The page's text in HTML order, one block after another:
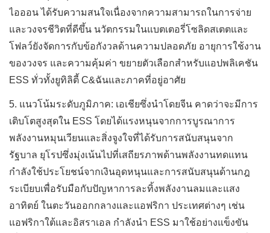
ไอออน ได้รับความสนใจเนื่องจากความสามารถในการจ่าย
และวงจรชีวิตที่ดีขึ้น นวัตกรรมในแบตเตอรี่โซลิดสเตตและ
โฟลว์ยังจัดการกับข้อกังวลด้านความปลอดภัย อายุการใช้งาน
ของวงจร และความคุ้มค่า ขยายตัวเลือกสำหรับแอปพลิเคชัน
ESS ทั่วทั้งยูทิลิตี้ C&ฉันและภาคที่อยู่อาศัย
5. แนวโน้มระดับภูมิภาค: เอเชียซึ่งนำโดยจีน คาดว่าจะมีการ
เติบโตสูงสุดใน ESS โดยได้แรงหนุนจากการบูรณาการ
พลังงานหมุนเวียนและสิ่งจูงใจที่ได้รับการสนับสนุนจาก
รัฐบาล ยุโรปซึ่งมุ่งเน้นไปที่เสถียรภาพด้านพลังงานทดแทน
กำลังใช้ประโยชน์จากเงินอุดหนุนและการสนับสนุนด้านกฎ
ระเบียบเพื่อรับมือกับปัญหาการละทิ้งพลังงานลมและแสง
อาทิตย์ ในตะวันออกกลางและแอฟริกา ประเทศต่างๆ เช่น
แอฟริกาใต้และอิสราเอล กำลังนำ ESS มาใช้อย่างแข็งขัน